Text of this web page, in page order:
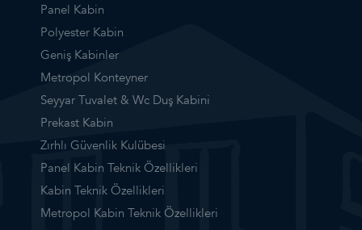
Panel Kabin
Polyester Kabin
Geniş Kabinler
Metropol Konteyner
Seyyar Tuvalet & Wc Duş Kabini
Prekast Kabin
Zırhlı Güvenlik Kulübesi
Panel Kabin Teknik Özellikleri
Kabin Teknik Özellikleri
Metropol Kabin Teknik Özellikleri